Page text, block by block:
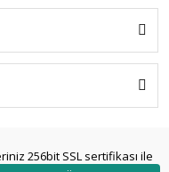
256bit SSL sertifikası ile